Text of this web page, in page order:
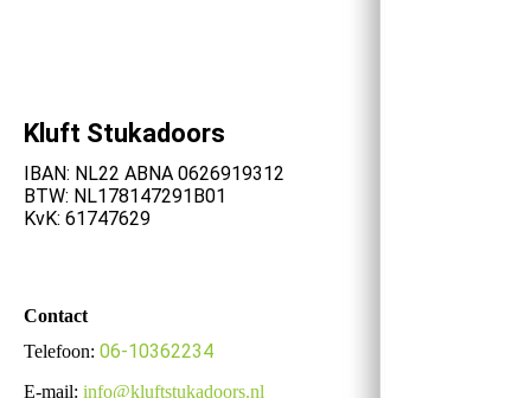
Kluft Stukadoors
IBAN: NL22 ABNA 0626919312
BTW: NL178147291B01
KvK: 61747629
Contact
Telefoon: 06-10362234
E-mail: info@kluftstukadoors.nl